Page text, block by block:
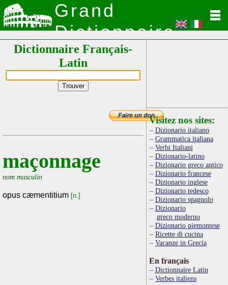
Grand
Dictionnaire
Latin
Dictionnaire Français-
Latin
maçonnage
nom masculin
opus cæmentitium [n.]
Visitez nos sites:
Dizionario italiano
Grammatica italiana
Verbi Italiani
Dizionario-latino
Dizionario greco antico
Dizionario francese
Dizionario inglese
Dizionario tedesco
Dizionario spagnolo
Dizionario
greco moderno
Dizionario piemontese
Ricette di cucina
Vacanze in Grecia
En français
Dictionnaire Latin
Verbes italiens